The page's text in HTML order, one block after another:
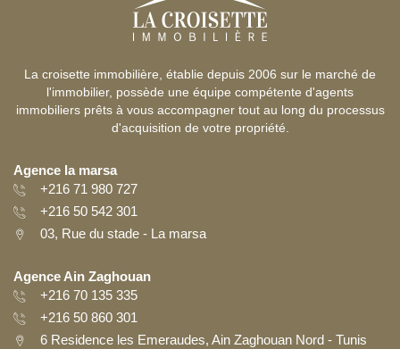
La croisette immobilière, établie depuis 2006 sur le marché de
l'immobilier, possède une équipe compétente d'agents
immobiliers prêts à vous accompagner tout au long du processus
d'acquisition de votre propriété.
Agence la marsa
+216 71 980 727
+216 50 542 301
03, Rue du stade - La marsa
Agence Ain Zaghouan
+216 70 135 335
+216 50 860 301
6 Residence les Emeraudes, Ain Zaghouan Nord - Tunis